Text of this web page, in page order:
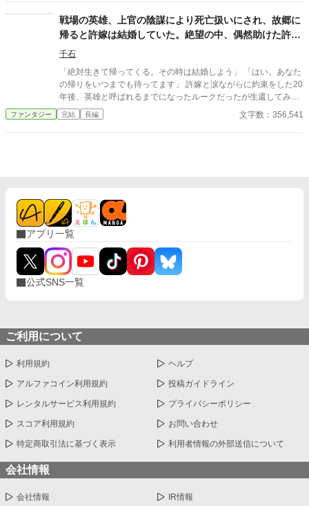
ところご理解のうえ、お読み下さるとありがたいです。
戦場の英雄、上官の陰謀により死亡扱いにされ、故郷に
帰ると許嫁は結婚していた。絶望の中、偶然助けた許嫁
の娘に何故か求婚されることに
千石
「絶対生きて帰ってくる。その時は結婚しよう」 「はい。あなた
の帰りをいつまでも待ってます」 許嫁と涙ながらに約束をした20
年後、英雄と呼ばれるまでになったルークだったが生還してみる
と死亡扱いにされていた。 許嫁は既に結婚しており、ルークは絶
望の只中に。 上官の陰謀だと知ったルークは激怒し、殴ってしま
ファンタジー 完結 長編 文字数：356,541
アプリ一覧
公式SNS一覧
ご利用について
利用規約 ヘルプ
アルファコイン利用規約 投稿ガイドライン
レンタルサービス利用規約 プライバシーポリシー
スコア利用規約 お問い合わせ
特定商取引法に基づく表示 利用者情報の外部送信について
会社情報
会社情報 IR情報